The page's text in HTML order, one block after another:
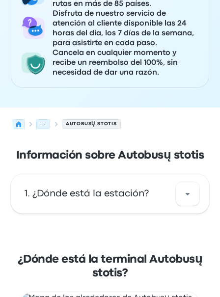
rutas en más de 85 países.
Disfruta de nuestro servicio de
atención al cliente disponible las 24
horas del día, los 7 días de la semana,
para asistirte en cada paso.
Cancela en cualquier momento y
recibe un reembolso del 100%, sin
necesidad de dar una razón.
... AUTOBUSŲ STOTIS
Información sobre Autobusų stotis
¿Dónde está la estación?
ubicación de esta parada de autobús de
¿Dónde está la terminal Autobusų
stotis?